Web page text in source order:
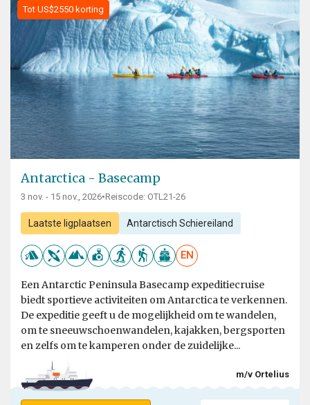
Tot US$2550 korting
Antarctica - Basecamp
3 nov. - 15 nov., 2026•Reiscode: OTL21-26
Laatste ligplaatsen Antarctisch Schiereiland
EN
Een Antarctic Peninsula Basecamp expeditiecruise
biedt sportieve activiteiten om Antarctica te verkennen.
De expeditie geeft u de mogelijkheid om te wandelen,
om te sneeuwschoenwandelen, kajakken, bergsporten
en zelfs om te kamperen onder de zuidelijke...
m/v Ortelius